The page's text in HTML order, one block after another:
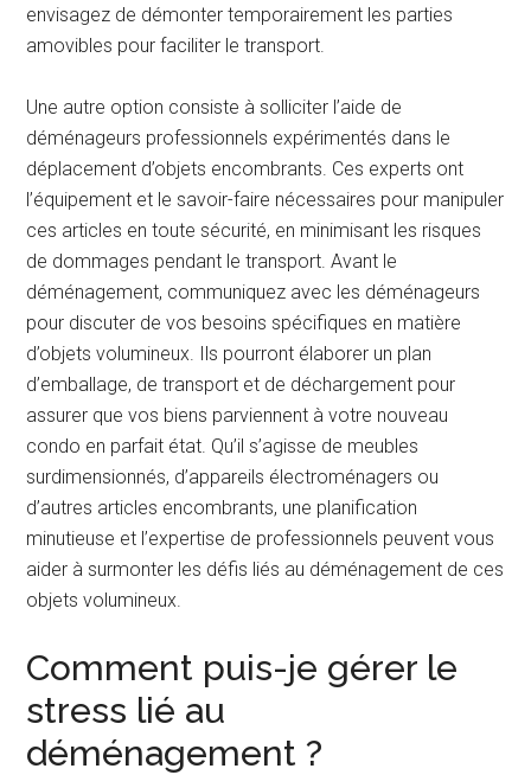
envisagez de démonter temporairement les parties
amovibles pour faciliter le transport.
Une autre option consiste à solliciter l’aide de
déménageurs professionnels expérimentés dans le
déplacement d’objets encombrants. Ces experts ont
l’équipement et le savoir-faire nécessaires pour manipuler
ces articles en toute sécurité, en minimisant les risques
de dommages pendant le transport. Avant le
déménagement, communiquez avec les déménageurs
pour discuter de vos besoins spécifiques en matière
d’objets volumineux. Ils pourront élaborer un plan
d’emballage, de transport et de déchargement pour
assurer que vos biens parviennent à votre nouveau
condo en parfait état. Qu’il s’agisse de meubles
surdimensionnés, d’appareils électroménagers ou
d’autres articles encombrants, une planification
minutieuse et l’expertise de professionnels peuvent vous
aider à surmonter les défis liés au déménagement de ces
objets volumineux.
Comment puis-je gérer le
stress lié au
déménagement ?